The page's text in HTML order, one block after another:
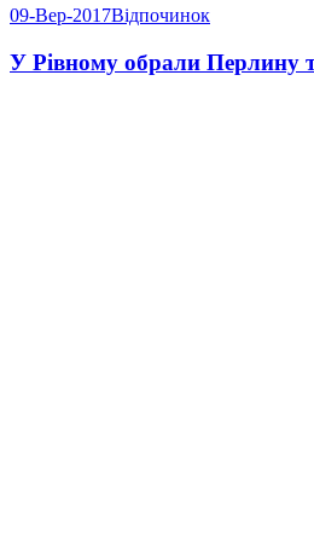
09-Вер-2017Відпочинок
У Рівному обрали Перлину